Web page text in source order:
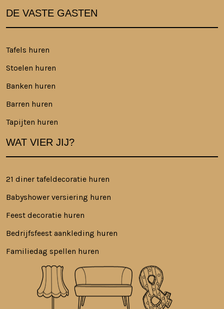
DE VASTE GASTEN
Tafels huren
Stoelen huren
Banken huren
Barren huren
Tapijten huren
WAT VIER JIJ?
21 diner tafeldecoratie huren
Babyshower versiering huren
Feest decoratie huren
Bedrijfsfeest aankleding huren
Familiedag spellen huren